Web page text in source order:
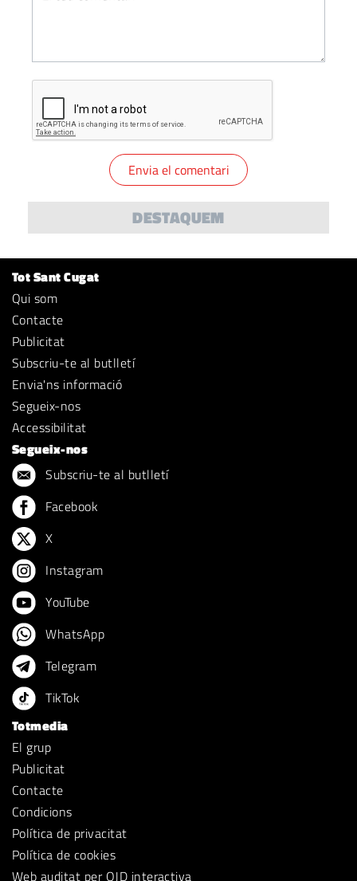
DESTAQUEM
Tot Sant Cugat
Qui som
Contacte
Publicitat
Subscriu-te al butlletí
Envia'ns informació
Segueix-nos
Accessibilitat
Segueix-nos
Subscriu-te al butlletí
Facebook
X
Instagram
YouTube
WhatsApp
Telegram
TikTok
Totmedia
El grup
Publicitat
Contacte
Condicions
Política de privacitat
Política de cookies
Web auditat per OJD interactiva